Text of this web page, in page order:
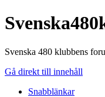
Svenska 480 klubbens
Gå direkt till innehåll
Snabblänkar